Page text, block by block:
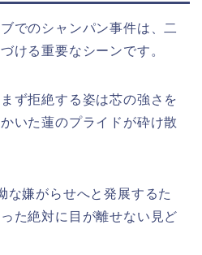
でのシャンパン事件は、二
ける重要なシーンです。
ず拒絶する姿は芯の強さを
いた蓮のプライドが砕け散
な嫌がらせへと発展するた
た絶対に目が離せない見ど